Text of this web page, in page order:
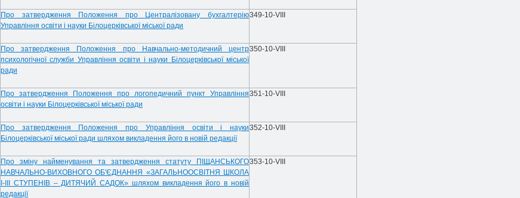
Про затвердження Положення про Централізовану бухгалтерію
Управління освіти і науки Білоцерківської міської ради
349-10-VIIІ
Про затвердження Положення про Навчально-методичний центр
психологічної служби Управління освіти і науки Білоцерківської міської
ради
350-10-VIIІ
Про затвердження Положення про логопедичний пункт Управління
освіти і науки Білоцерківської міської ради
351-10-VIIІ
Про затвердження Положення про Управління освіти і науки
Білоцерківської міської ради шляхом викладення його в новій редакції
352-10-VIIІ
Про зміну найменування та затвердження статуту ПІЩАНСЬКОГО
НАВЧАЛЬНО-ВИХОВНОГО ОБ'ЄДНАННЯ «ЗАГАЛЬНООСВІТНЯ ШКОЛА
І-ІІІ СТУПЕНІВ – ДИТЯЧИЙ САДОК» шляхом викладення його в новій
редакції
353-10-VIIІ